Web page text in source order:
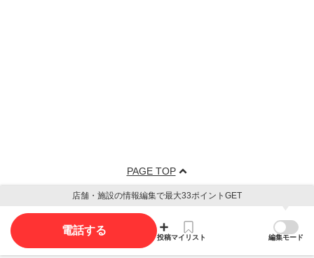
PAGE TOP
店舗・施設の情報編集で最大33ポイントGET
電話する
投稿マイリスト 編集モード